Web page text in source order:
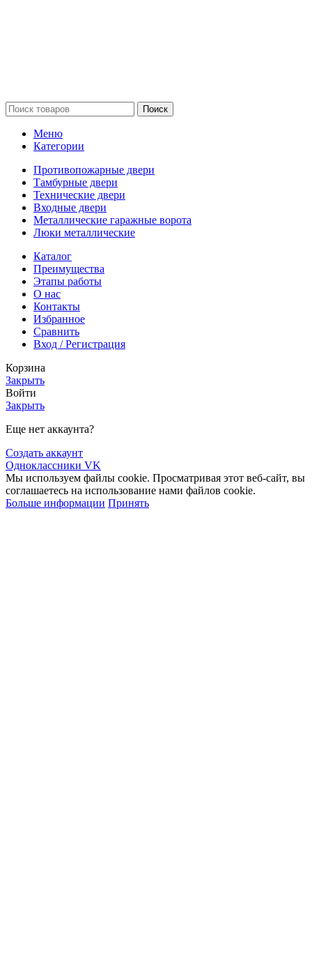
Поиск
Меню
Категории
Противопожарные двери
Тамбурные двери
Технические двери
Входные двери
Металлические гаражные ворота
Люки металлические
Каталог
Преимущества
Этапы работы
О нас
Контакты
Избранное
Сравнить
Вход / Регистрация
Корзина
Закрыть
Войти
Закрыть
Еще нет аккаунта?
Создать аккаунт
Одноклассники VK
Мы используем файлы cookie. Просматривая этот веб-сайт, вы
соглашаетесь на использование нами файлов cookie.
Больше информации Принять